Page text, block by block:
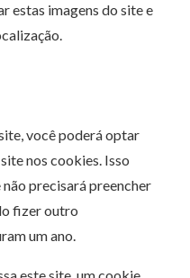
estas imagens do site e
você poderá optar
nos cookies. Isso
precisará preencher
fizer outro
um ano.